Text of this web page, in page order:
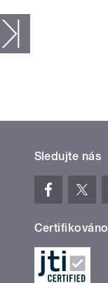
›
Sledujte nás
Certifikováno